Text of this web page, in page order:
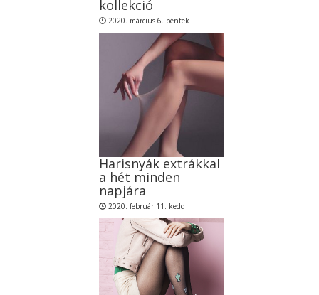
kollekció
2020. március 6. péntek
Harisnyák extrákkal
a hét minden
napjára
2020. február 11. kedd